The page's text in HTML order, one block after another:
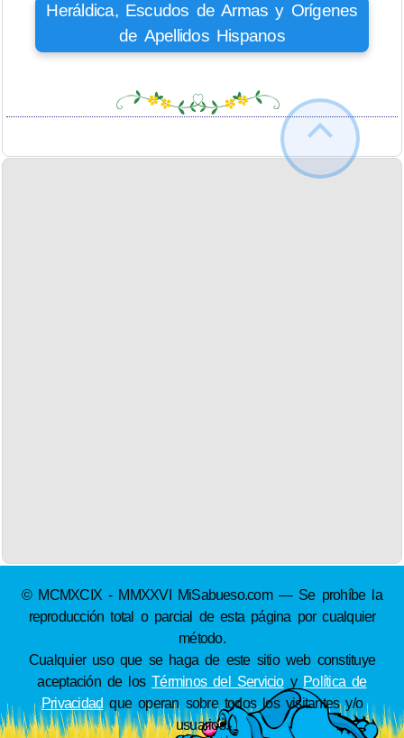
Heráldica, Escudos de Armas y Orígenes
de Apellidos Hispanos
© MCMXCIX - MMXXVI MiSabueso.com — Se prohíbe la
reproducción total o parcial de esta página por cualquier
método.
Cualquier uso que se haga de este sitio web constituye
aceptación de losTérminos del Servicioy Política de
Privacidad que operan sobre todos los visitantes y/o
usuarios.